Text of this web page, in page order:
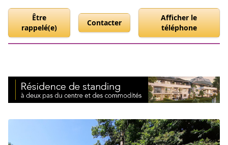
Être
rappelé(e)
Contacter
Afficher le
téléphone